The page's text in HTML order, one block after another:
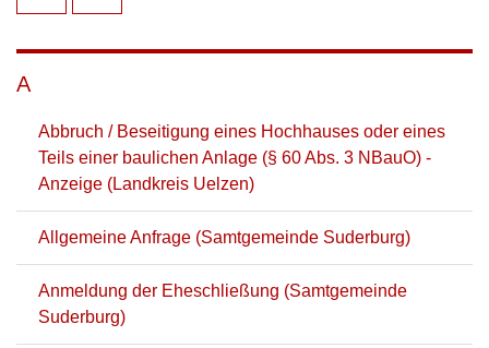
A
Abbruch / Beseitigung eines Hochhauses oder eines
Teils einer baulichen Anlage (§ 60 Abs. 3 NBauO) -
Anzeige (Landkreis Uelzen)
Allgemeine Anfrage (Samtgemeinde Suderburg)
Anmeldung der Eheschließung (Samtgemeinde
Suderburg)